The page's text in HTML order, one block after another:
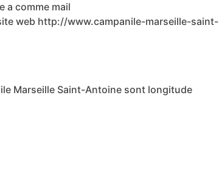
a comme mail
web http://www.campanile-marseille-saint-
Marseille Saint-Antoine sont longitude